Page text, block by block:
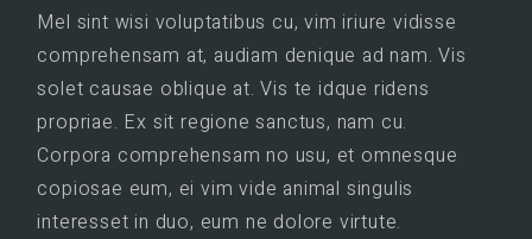
Mel sint wisi voluptatibus cu, vim iriure vidisse
comprehensam at, audiam denique ad nam. Vis
solet causae oblique at. Vis te idque ridens
propriae. Ex sit regione sanctus, nam cu.
Corpora comprehensam no usu, et omnesque
copiosae eum, ei vim vide animal singulis
interesset in duo, eum ne dolore virtute.